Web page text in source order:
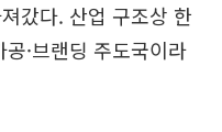
갔다. 산업 구조상 한
·브랜딩 주도국이라